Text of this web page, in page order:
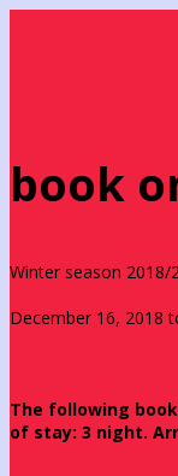
book
Winter season 2018/
December 16, 2018
The following
of stay: 3 night.